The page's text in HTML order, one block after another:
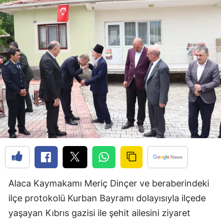
Çanakkale
Çankırı
Çorum
Denizli
Diyarbakır
Edirne
Elazığ
Erzincan
Erzurum
Eskişehir
Gaziantep
Alaca Kaymakamı Meriç Dinçer ve beraberindeki
ilçe protokolü Kurban Bayramı dolayısıyla ilçede
yaşayan Kıbrıs gazisi ile şehit ailesini ziyaret